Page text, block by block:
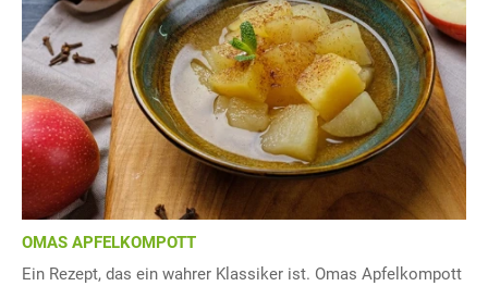
OMAS APFELKOMPOTT
Ein Rezept, das ein wahrer Klassiker ist. Omas Apfelkompott